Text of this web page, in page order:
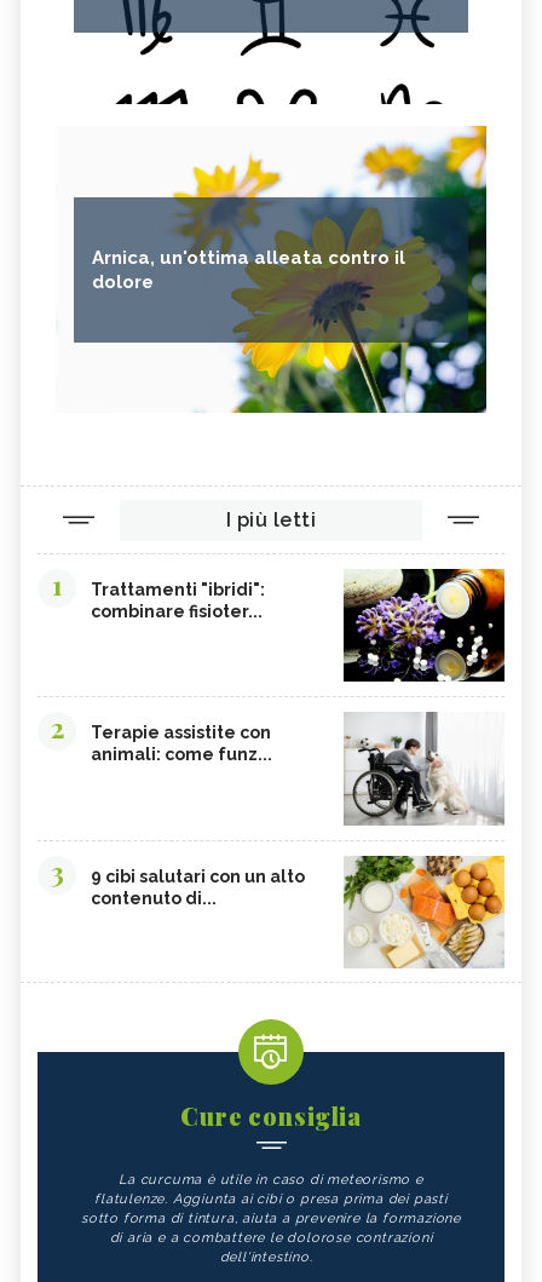
Arnica, un'ottima alleata contro il
dolore
I più letti
1
Trattamenti "ibridi":
combinare fisioter...
2
Terapie assistite con
animali: come funz...
3
9 cibi salutari con un alto
contenuto di...
Cure consiglia
La curcuma è utile in caso di meteorismo e
flatulenze. Aggiunta ai cibi o presa prima dei pasti
sotto forma di tintura, aiuta a prevenire la formazione
di aria e a combattere le dolorose contrazioni
dell'intestino.